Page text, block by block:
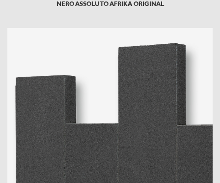
NERO ASSOLUTO AFRIKA ORIGINAL